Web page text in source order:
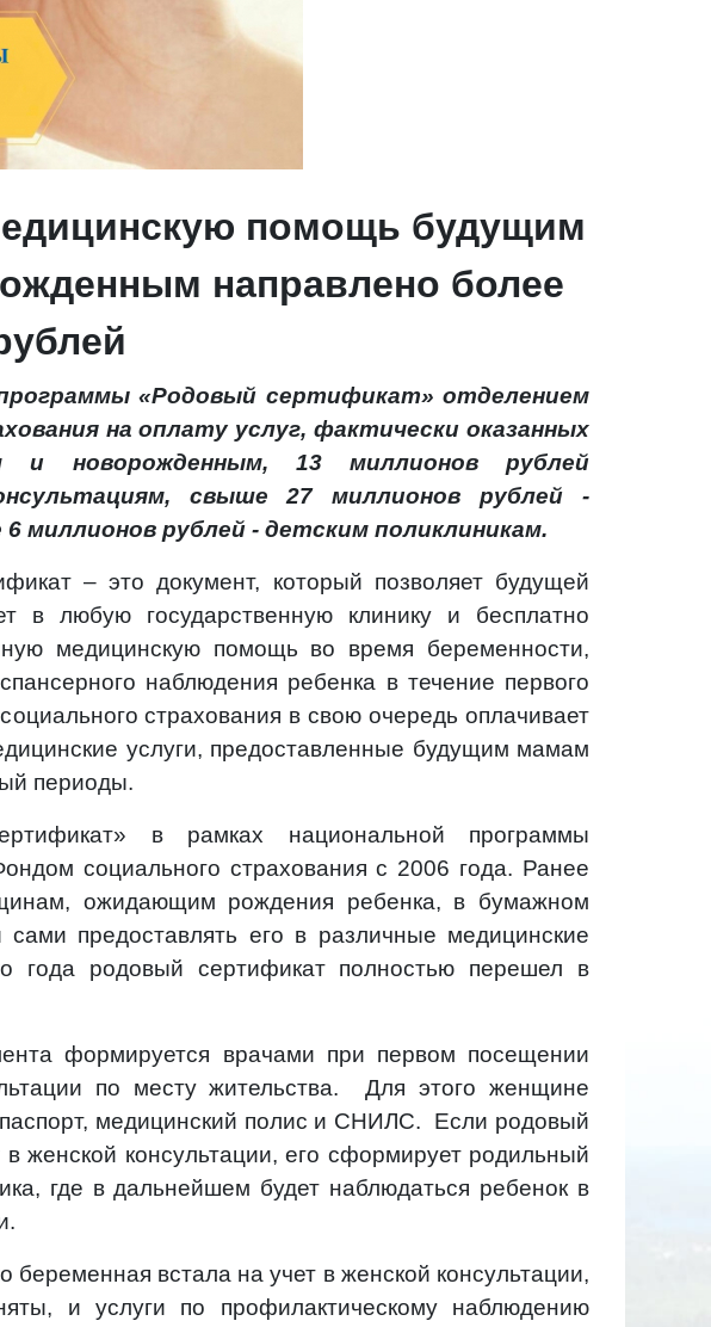
помощь будущим
направлено более
«Родовый сертификат» отделением
на оплату услуг, фактически оказанных
и новорожденным, 13 миллионов рублей
свыше 27 миллионов рублей -
миллионов рублей - детским поликлиникам.
– это документ, который позволяет будущей
в любую государственную клинику и бесплатно
медицинскую помощь во время беременности,
наблюдения ребенка в течение первого
страхования в свою очередь оплачивает
услуги, предоставленные будущим мамам
периоды.
в рамках национальной программы
социального страхования с 2006 года. Ранее
ожидающим рождения ребенка, в бумажном
предоставлять его в различные медицинские
года родовый сертификат полностью перешел в
формируется врачами при первом посещении
по месту жительства. Для этого женщине
медицинский полис и СНИЛС. Если родовый
женской консультации, его сформирует родильный
где в дальнейшем будет наблюдаться ребенок в
встала на учет в женской консультации,
и услуги по профилактическому наблюдению